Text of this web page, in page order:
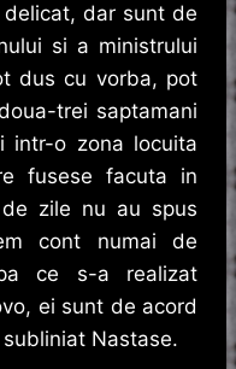
delicat, dar sunt de
si a ministrului
dus cu vorba, pot
trei saptamani
intr-o zona locuita
fusese facuta in
zile nu au spus
cont numai de
ce s-a realizat
ei sunt de acord
subliniat Nastase.